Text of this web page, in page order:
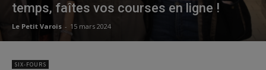
temps, faîtes vos courses en ligne !
Le Petit Varois - 15 mars 2024
SIX-FOURS